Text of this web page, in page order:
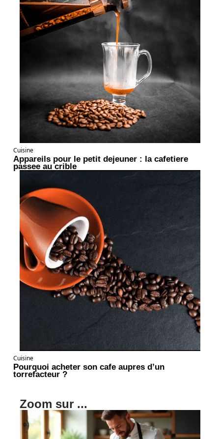
Cuisine
Appareils pour le petit dejeuner : la cafetiere
passee au crible
Cuisine
Pourquoi acheter son cafe aupres d’un
torrefacteur ?
Zoom sur ...